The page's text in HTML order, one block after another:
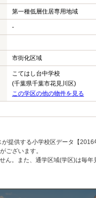
第一種低層住居専用地域
-
市街化区域
こてはし台中学校
(千葉県千葉市花見川区)
この学区の他の物件を見る
提供する小学校区データ【2016
ございます。
ん。また、通学区域(学区)は毎年